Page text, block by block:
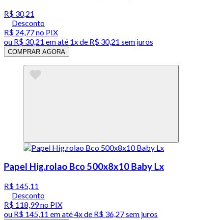
R$ 30,21
Desconto
R$ 24,77no PIX
ou R$ 30,21 em até 1x de R$ 30,21 sem juros
COMPRAR AGORA
Papel Hig.rolao Bco 500x8x10 Baby Lx
R$ 145,11
Desconto
R$ 118,99no PIX
ou R$ 145,11 em até4x de R$ 36,27 sem juros